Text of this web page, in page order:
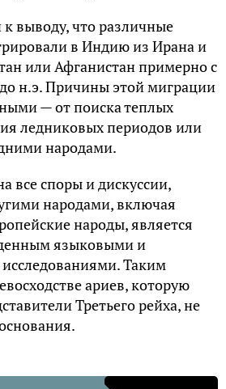
выводу, что различные
в Индию из Ирана и
или Афганистан примерно с
н.э. Причины этой миграции
— от поиска теплых
ледниковых периодов или
народами.
все споры и дискуссии,
народами, включая
народы, является
языковыми и
Таким
ариев, которую
Третьего рейха, не